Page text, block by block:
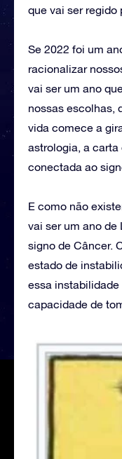
que vai ser regido
Se 2022 foi um
racionalizar
vai ser um ano
nossas escolhas,
vida comece a
astrologia, a carta
conectada ao
E como não
vai ser um ano de
signo de Câncer.
estado de
essa
capacidade de